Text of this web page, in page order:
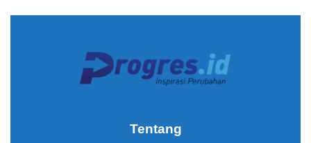
Tentang